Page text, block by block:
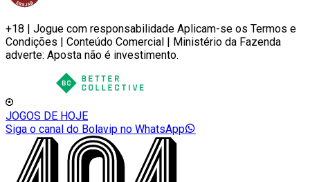
+18 | Jogue com responsabilidade Aplicam-se os Termos e
Condições | Conteúdo Comercial | Ministério da Fazenda
adverte: Aposta não é investimento.
JOGOS DE HOJE
Siga o canal do Bolavip no WhatsApp